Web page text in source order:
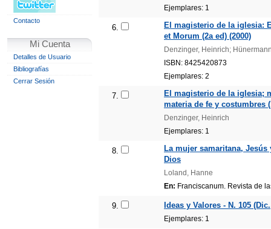
Contacto
Mi Cuenta
Detalles de Usuario
Bibliografías
Cerrar Sesión
Ejemplares: 1
6.
El magisterio de la iglesia:
et Morum (2a ed) (2000)
Denzinger, Heinrich;
ISBN: 8425420873
Ejemplares: 2
7.
El magisterio de la iglesia;
materia de fe y costumbres
Denzinger, Heinrich
Ejemplares: 1
8.
La mujer samaritana,
Dios
Loland, Hanne
En: Franciscanum. Revista de
9. Ideas y Valores - N. 105
Ejemplares: 1